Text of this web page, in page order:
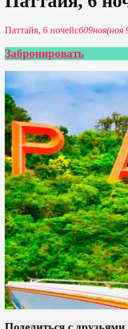
Паттайя, 6 ночейсб09ноя(ноя
Забронировать